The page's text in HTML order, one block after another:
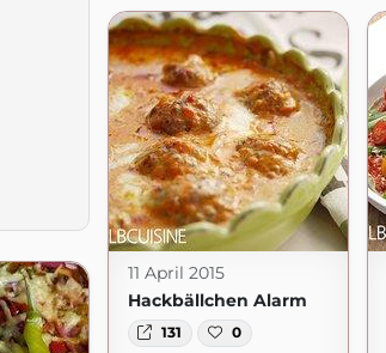
11 April 2015
Hackbällchen Alarm
131 0